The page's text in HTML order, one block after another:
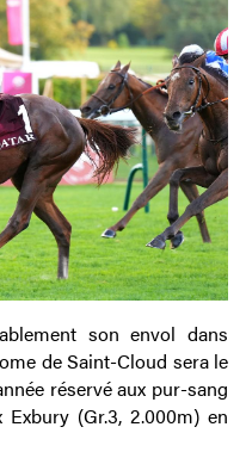
son envol dans
de Saint-Cloud sera le
réservé aux pur-sang
(Gr.3, 2.000m) en